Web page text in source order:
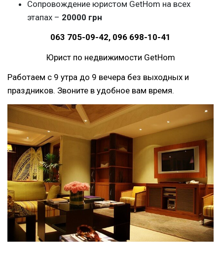
Сопровождение юристом GetHom на всех
этапах – 20000 грн
063 705-09-42, 096 698-10-41
Юрист по недвижимости GetHom
Работаем с 9 утра до 9 вечера без выходных и
праздников. Звоните в удобное вам время.